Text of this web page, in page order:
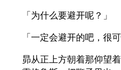
「为什么要避开呢？」
「一定会避开的吧，很
昴从正上方朝着那仰望